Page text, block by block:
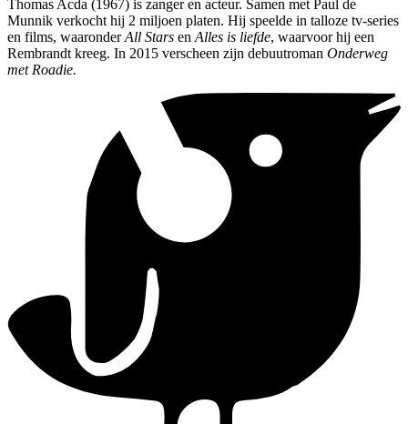
Thomas Acda (1967) is zanger en acteur. Samen met Paul de
Munnik verkocht hij 2 miljoen platen. Hij speelde in talloze tv-series
en films, waaronderAll Stars en Alles is liefde, waarvoor hij een
Rembrandt kreeg. In 2015 verscheen zijn debuutroman Onderweg
met Roadie.